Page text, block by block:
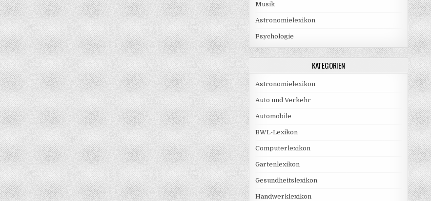
Musik
Astronomielexikon
Psychologie
KATEGORIEN
Astronomielexikon
Auto und Verkehr
Automobile
BWL-Lexikon
Computerlexikon
Gartenlexikon
Gesundheitslexikon
Handwerklexikon